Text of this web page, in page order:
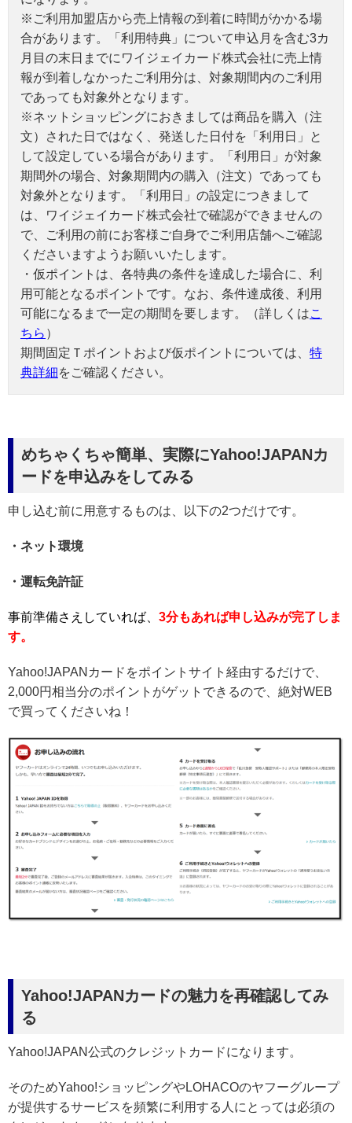
※ご利用加盟店から売上情報の到着に時間がかかる場
合があります。「利用特典」について申込月を含む3カ
月目の末日までにワイジェイカード株式会社に売上情
報が到着しなかったご利用分は、対象期間内のご利用
であっても対象外となります。
※ネットショッピングにおきましては商品を購入（注
文）された日ではなく、発送した日付を「利用日」と
して設定している場合があります。「利用日」が対象
期間外の場合、対象期間内の購入（注文）であっても
対象外となります。「利用日」の設定につきまして
は、ワイジェイカード株式会社で確認ができませんの
で、ご利用の前にお客様ご自身でご利用店舗へご確認
くださいますようお願いいたします。
・仮ポイントは、各特典の条件を達成した場合に、利
用可能となるポイントです。なお、条件達成後、利用
可能になるまで一定の期間を要します。（詳しくはこ
ちら ）
期間固定Ｔポイントおよび仮ポイントについては、 特
典詳細をご確認ください。
めちゃくちゃ簡単、実際にYahoo!JAPANカ
ードを申込みをしてみる
申し込む前に用意するものは、以下の2つだけです。
・ネット環境
・運転免許証
事前準備さえしていれば、 3分もあれば申し込みが完了しま
す。
Yahoo!JAPANカードをポイントサイト経由するだけで、
2,000円相当分のポイントがゲットできるので、絶対WEB
で買ってくださいね！
Yahoo!JAPANカードの魅力を再確認してみ
る
Yahoo!JAPAN公式のクレジットカードになります。
そのためYahoo!ショッピングやLOHACOのヤフーグループ
が提供するサービスを頻繁に利用する人にとっては必須の